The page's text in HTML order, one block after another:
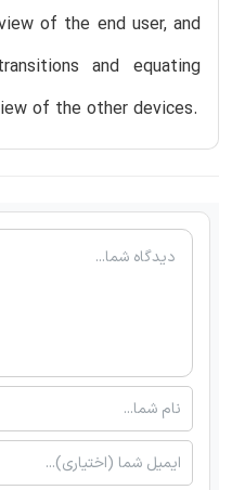
of the end user, and
and equating
of the other devices.